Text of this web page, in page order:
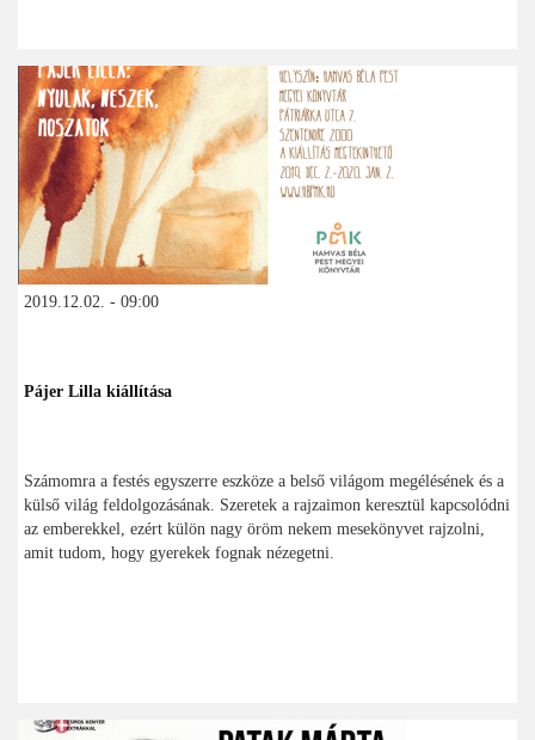
2019.12.02. - 09:00
Pájer Lilla kiállítása
Számomra a festés egyszerre eszköze a belső világom megélésének és a
külső világ feldolgozásának. Szeretek a rajzaimon keresztül kapcsolódni
az emberekkel, ezért külön nagy öröm nekem mesekönyvet rajzolni,
amit tudom, hogy gyerekek fognak nézegetni.